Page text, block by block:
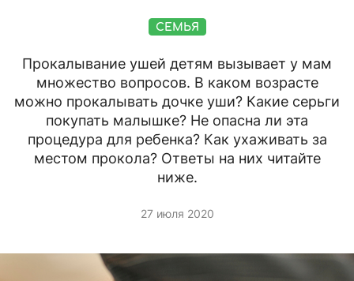
СЕМЬЯ
Прокалывание ушей детям вызывает у мам
множество вопросов. В каком возрасте
можно прокалывать дочке уши? Какие серьги
покупать малышке? Не опасна ли эта
процедура для ребенка? Как ухаживать за
местом прокола? Ответы на них читайте
ниже.
27 июля 2020